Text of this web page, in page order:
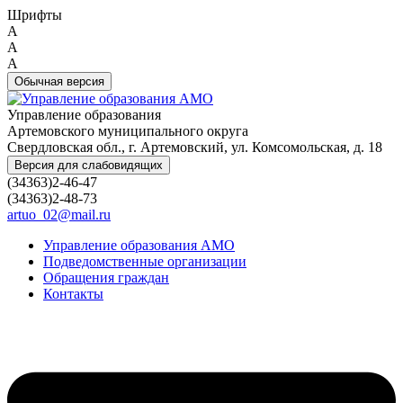
Шрифты
A
A
A
Обычная версия
Управление образования
Артемовского муниципального округа
Свердловская обл., г. Артемовский, ул. Комсомольская, д. 18
Версия для слабовидящих
(34363)2-46-47
(34363)2-48-73
artuo_02@mail.ru
Управление образования АМО
Подведомственные организации
Обращения граждан
Контакты